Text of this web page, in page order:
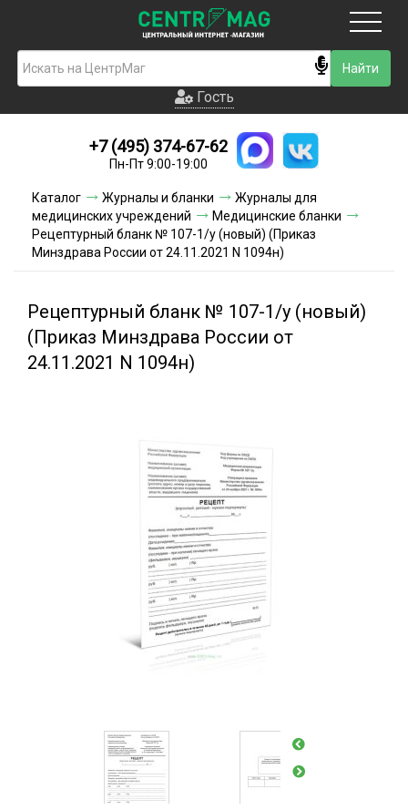
Гость
Новинки
Условия доставки
Условия оплаты
Акции и скидки
Гость
+7 (495) 374-67-62
Пн-Пт 9:00-19:00
Каталог Журналы и бланки
Журналы для
медицинских учреждений
Медицинские бланки
Рецептурный бланк № 107-1/у (новый) (Приказ
Минздрава России от 24.11.2021 N 1094н)
Рецептурный бланк № 107-1/у (новый)
(Приказ Минздрава России от
24.11.2021 N 1094н)